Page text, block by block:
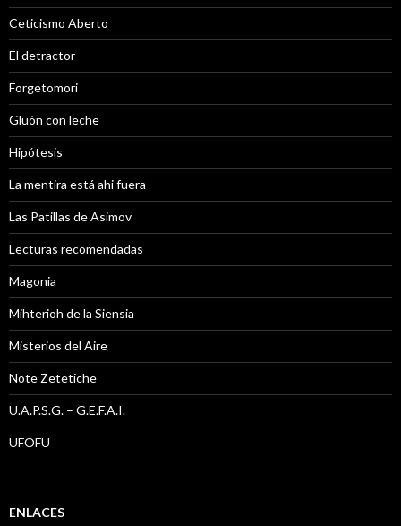
Ceticismo Aberto
El detractor
Forgetomori
Gluón con leche
Hipótesis
La mentira está ahi fuera
Las Patillas de Asimov
Lecturas recomendadas
Magonia
Mihterioh de la Siensia
Misterios del Aire
Note Zetetiche
U.A.P.S.G. – G.E.F.A.I.
UFOFU
ENLACES